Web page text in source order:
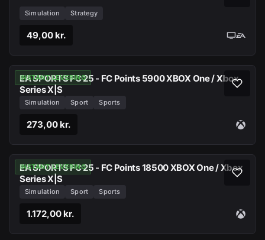
Simulation Strategy
49,00 kr.
INSTANT LEVERING
EA SPORTS FC 25 - FC Points 5900 XBOX One / Xbox
Series X|S
Simulation Sport Sports
273,00 kr.
INSTANT LEVERING
EA SPORTS FC 25 - FC Points 18500 XBOX One / Xbox
Series X|S
Simulation Sport Sports
1.172,00 kr.